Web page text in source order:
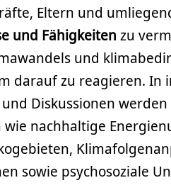
Eltern und
und Fähigkeiten zu
und
darauf zu reagieren. In
Diskussionen
wie nachhaltige
sowie psychosoziale